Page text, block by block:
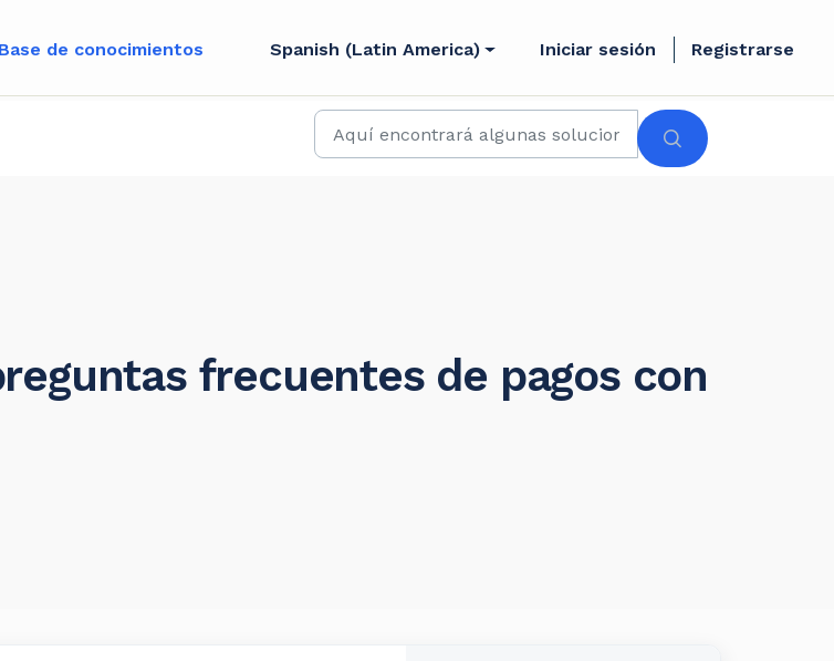
Base de conocimientos Spanish (Latin America) Iniciar sesión Registrarse
frecuentes de pagos con